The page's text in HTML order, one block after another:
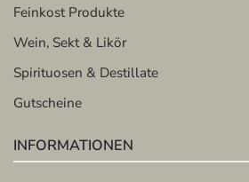
Feinkost Produkte
Wein, Sekt & Likör
Spirituosen & Destillate
Gutscheine
INFORMATIONEN